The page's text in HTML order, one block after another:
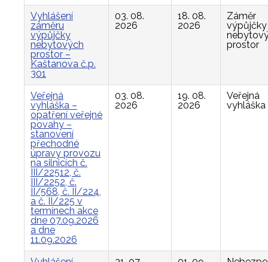
Vyhlášení
záměru
výpůjčky
nebytových
prostor –
Kaštanova č.p.
301
03. 08.
2026
18. 08.
2026
Záměr
výpůjčky
prostor
Veřejná
vyhláška –
opatření veřejné
povahy –
stanovení
přechodné
úpravy provozu
na silnicích č.
III/22512, č.
III/2252, č.
II/568, č. II/224,
a č. II/225 v
termínech akce
dne 07.09.2026
a dne
11.09.2026
03. 08.
2026
19. 08.
2026
Veřejná
vyhláška